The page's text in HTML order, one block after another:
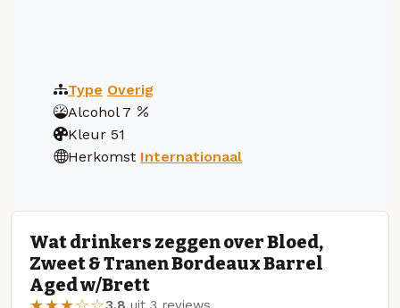
Type Overig
Alcohol 7
Kleur 51
Herkomst Internationaal
Wat drinkers zeggen over Bloed,
Zweet & Tranen Bordeaux Barrel
Aged w/Brett